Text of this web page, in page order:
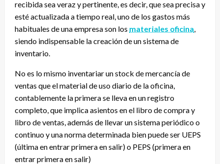
recibida sea veraz y pertinente, es decir, que sea precisa y
esté actualizada a tiempo real, uno de los gastos más
habituales de una empresa son los materiales oficina,
siendo indispensable la creación de un sistema de
inventario.
No es lo mismo inventariar un stock de mercancía de
ventas que el material de uso diario de la oficina,
contablemente la primera se lleva en un registro
completo, que implica asientos en el libro de compra y
libro de ventas, además de llevar un sistema periódico o
continuo y una norma determinada bien puede ser UEPS
(última en entrar primera en salir) o PEPS (primera en
entrar primera en salir)